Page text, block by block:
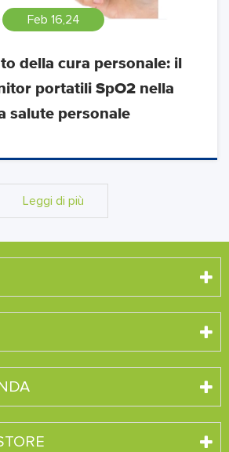
Feb 16,24
della cura personale: il
portatili SpO2 nella
salute personale
Leggi di più